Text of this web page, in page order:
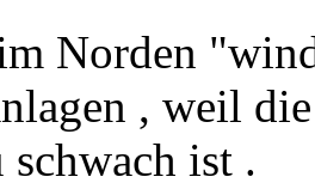
Norden
, weil
ist .